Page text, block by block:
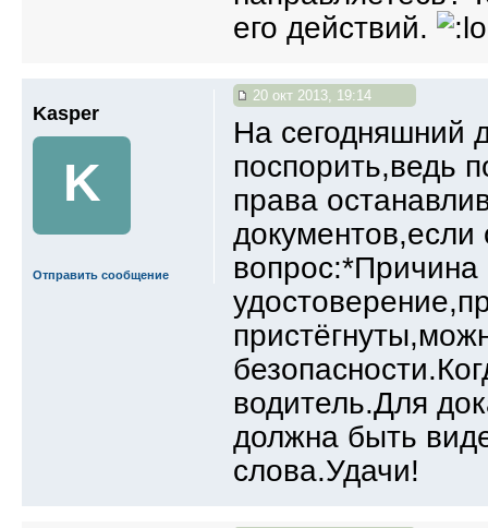
его действий.
20 окт 2013, 19:14
На сегодняшний
поспорить,ведь
права
документов,если
вопрос:*Причина
водитель.Для
должна быть
слова.Удачи!
Kasper
K
Отправить сообщение